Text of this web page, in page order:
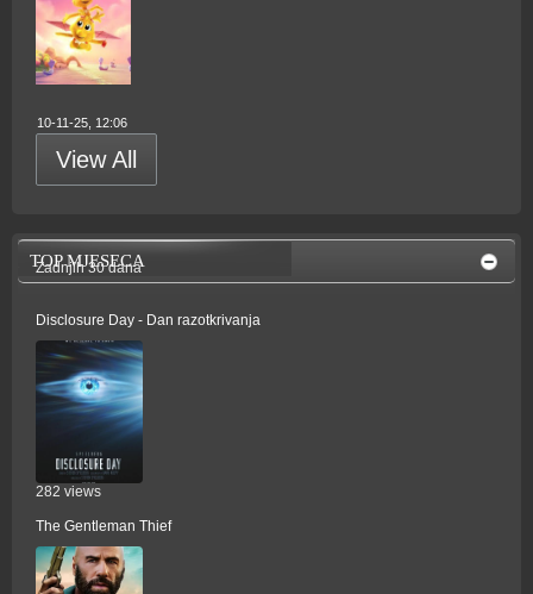
10-11-25, 12:06
View All
TOP MJESECA
Zadnjih 30 dana
Disclosure Day - Dan razotkrivanja
282 views
The Gentleman Thief